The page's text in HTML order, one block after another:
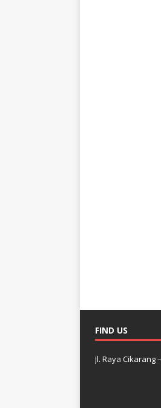
FIND US
Jl. Raya Cikarang